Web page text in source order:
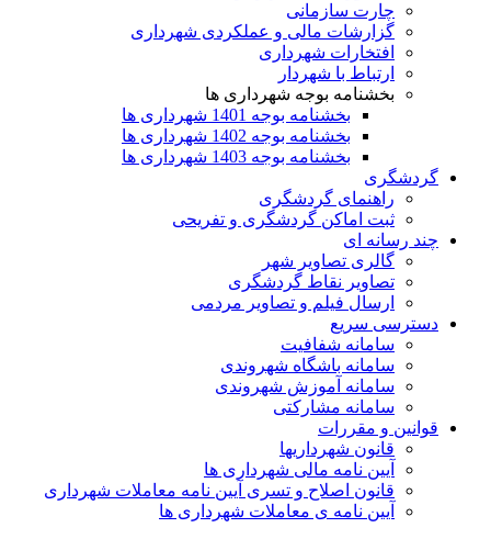
چارت سازمانی
گزارشات مالی و عملکردی شهرداری
افتخارات شهرداری
ارتباط با شهردار
بخشنامه بوجه شهرداری ها
بخشنامه بوجه 1401 شهرداری ها
بخشنامه بوجه 1402 شهرداری ها
بخشنامه بوجه 1403 شهرداری ها
گردشگری
راهنمای گردشگری
ثبت اماکن گردشگری و تفریحی
چند رسانه ای
گالری تصاویر شهر
تصاویر نقاط گردشگری
ارسال فیلم و تصاویر مردمی
دسترسی سریع
سامانه شفافیت
سامانه باشگاه شهروندی
سامانه آموزش شهروندی
سامانه مشارکتی
قوانین و مقررات
قانون شهرداریها
آیین نامه مالی شهرداری ها
قانون اصلاح و تسری آیین نامه معاملات شهرداری
آیین نامه ی معاملات شهرداری ها